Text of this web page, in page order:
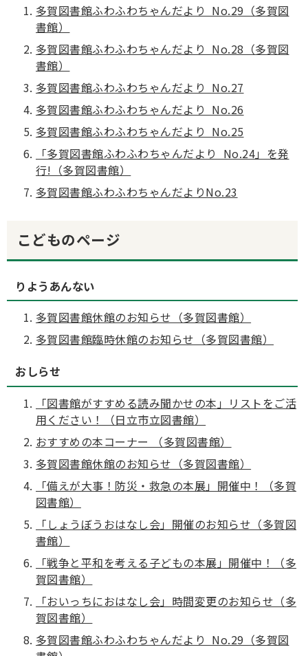
多賀図書館ふわふわちゃんだより No.29（多賀図
書館）
多賀図書館ふわふわちゃんだより No.28（多賀図
書館）
多賀図書館ふわふわちゃんだより No.27
多賀図書館ふわふわちゃんだより No.26
多賀図書館ふわふわちゃんだより No.25
「多賀図書館ふわふわちゃんだより No.24」を発
行!（多賀図書館）
多賀図書館ふわふわちゃんだよりNo.23
こどものページ
りようあんない
多賀図書館休館のお知らせ（多賀図書館）
多賀図書館臨時休館のお知らせ（多賀図書館）
おしらせ
「図書館がすすめる読み聞かせの本」リストをご活
用ください！（日立市立図書館）
おすすめの本コーナー （多賀図書館）
多賀図書館休館のお知らせ（多賀図書館）
「備えが大事！防災・救急の本展」開催中！（多賀
図書館）
「しょうぼうおはなし会」開催のお知らせ（多賀図
書館）
「戦争と平和を考える子どもの本展」開催中！（多
賀図書館）
「おいっちにおはなし会」時間変更のお知らせ（多
賀図書館）
多賀図書館ふわふわちゃんだより No.29（多賀図